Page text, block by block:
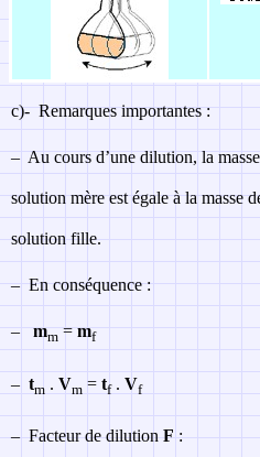
c)- Remarques importantes :
– Au cours d’une dilution, la
solution mère est égale à la masse
solution fille.
– En conséquence :
– mm = mf
– tm . Vm = tf. Vf
– Facteur de dilution F :